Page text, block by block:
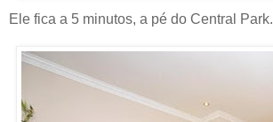
Ele fica a 5 minutos, a pé do Central Park.